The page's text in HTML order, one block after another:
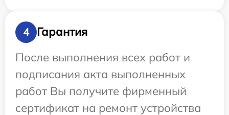
4
Гарантия
После выполнения всех работ и
подписания акта выполненных
работ Вы получите фирменный
сертификат на ремонт устройства